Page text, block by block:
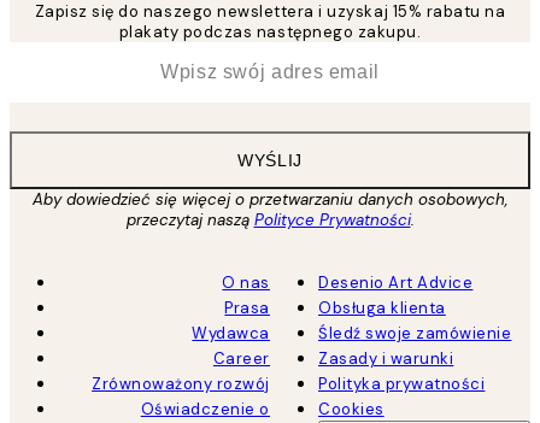
Zapisz się do naszego newslettera i uzyskaj 15% rabatu na
plakaty podczas następnego zakupu.
WYŚLIJ
Aby dowiedzieć się więcej o przetwarzaniu danych osobowych,
przeczytaj naszą Polityce Prywatności.
O nas
Prasa
Wydawca
Career
Zrównoważony rozwój
Oświadczenie o
Desenio Art Advice
Obsługa klienta
Śledź swoje zamówienie
Zasady i warunki
Polityka prywatności
Cookies